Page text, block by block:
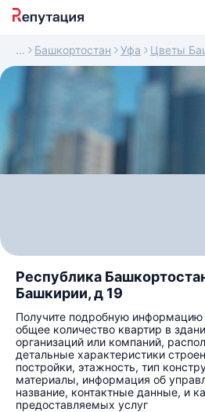
Башкортостан Уфа Цветы
Республика
Башкирии, д 19
Получите подробную
общее количество квартир в
организаций или компаний,
детальные характеристики
постройки, этажность, тип
материалы, информация об
название, контактные данные, и
предоставляемых услуг